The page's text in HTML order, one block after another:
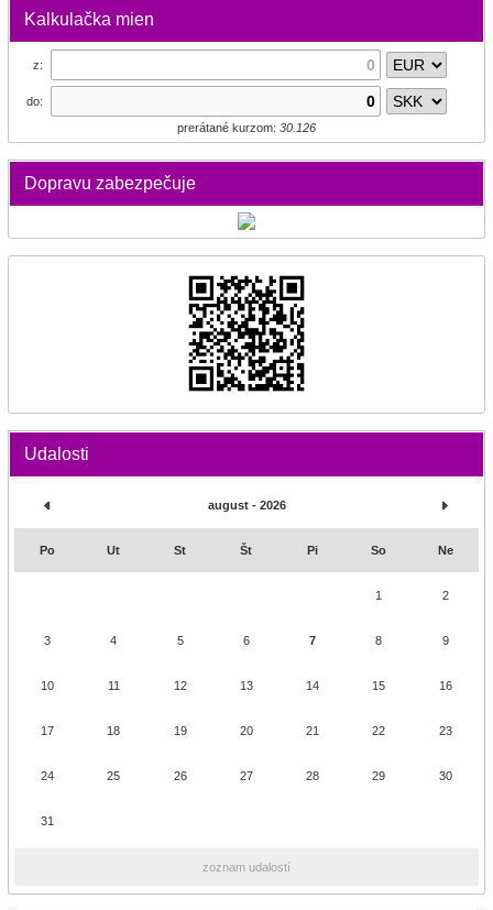
Kalkulačka mien
z:
do:
prerátané kurzom: 30.126
Dopravu zabezpečuje
Udalosti
august - 2026
Po Ut St Št Pi So Ne
1 2
3 4 5 6 7 8 9
10 11 12 13 14 15 16
17 18 19 20 21 22 23
24 25 26 27 28 29 30
31
zoznam udalostí